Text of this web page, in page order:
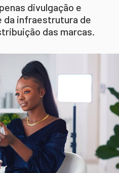
divulgação e
da infraestrutura de
das marcas.